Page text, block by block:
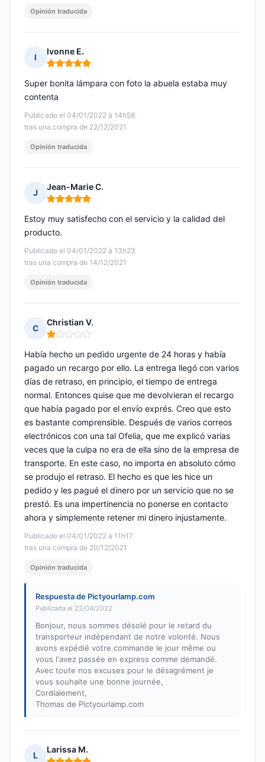
Opinión traducida
I
Ivonne E.
Nota: 5 de 5
Publicado el 04/01/2022 à 14h58
tras una compra de 22/12/2021
Super bonita lámpara con foto la abuela estaba muy
contenta
Opinión traducida
J
Jean-Marie C.
Nota: 5 de 5
Publicado el 04/01/2022 à 13h23
tras una compra de 14/12/2021
Estoy muy satisfecho con el servicio y la calidad del
producto.
Opinión traducida
C
Christian V.
Nota: 1 de 5
Publicado el 04/01/2022 à 11h17
tras una compra de 20/12/2021
Había hecho un pedido urgente de 24 horas y había
pagado un recargo por ello. La entrega llegó con varios
días de retraso, en principio, el tiempo de entrega
normal. Entonces quise que me devolvieran el recargo
que había pagado por el envío exprés. Creo que esto
es bastante comprensible. Después de varios correos
electrónicos con una tal Ofelia, que me explicó varias
veces que la culpa no era de ella sino de la empresa de
transporte. En este caso, no importa en absoluto cómo
se produjo el retraso. El hecho es que les hice un
pedido y les pagué el dinero por un servicio que no se
prestó. Es una impertinencia no ponerse en contacto
ahora y simplemente retener mi dinero injustamente.
Opinión traducida
Respuesta de Pictyourlamp.com
Publicada el 22/04/2022
Bonjour, nous sommes désolé pour le retard du
transporteur indépendant de notre volonté. Nous
avons expédié votre commande le jour même ou
vous l'avez passée en express comme demandé.
Avec toute nos excuses pour le désagrément je
vous souhaite une bonne journée,
Cordialement,
Thomas de Pictyourlamp.com
L
Larissa M.